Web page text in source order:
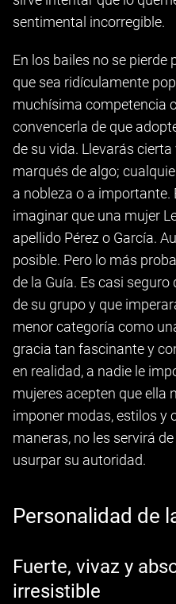
sentimental incorregible.
En los bailes no se pierde
que sea ridículamente
muchísima competencia
convencerla de que
de su vida. Llevarás
marqués de algo;
a nobleza o a importante.
imaginar que una mujer
apellido Pérez o García.
posible. Pero lo más
de la Guía. Es casi seguro
de su grupo y que
menor categoría como
gracia tan fascinante y
en realidad, a nadie le
mujeres acepten que ella
imponer modas, estilos y
maneras, no les servirá
usurpar su autoridad.
Personalidad de
Fuerte, vivaz y
irresistible